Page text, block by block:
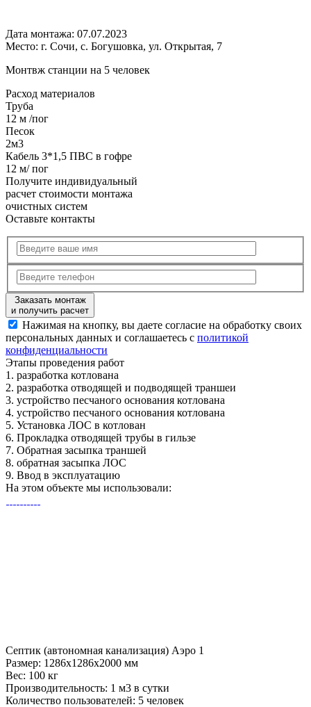
Дата монтажа: 07.07.2023
Место: г. Сочи, с. Богушовка, ул. Открытая, 7
Монтвж станции на 5 человек
Расход материалов
Труба
12 м /пог
Песок
2м3
Кабель 3*1,5 ПВС в гофре
12 м/ пог
Получите индивидуальный
расчет стоимости монтажа
очистных систем
Оставьте контакты
Заказать монтаж
и получить расчет
Нажимая на кнопку, вы даете согласие на обработку своих
персональных данных и соглашаетесь с политикой
конфиденциальности
Этапы проведения работ
1. разработка котлована
2. разработка отводящей и подводящей траншеи
3. устройство песчаного основания котлована
4. устройство песчаного основания котлована
5. Установка ЛОС в котлован
6. Прокладка отводящей трубы в гильзе
7. Обратная засыпка траншей
8. обратная засыпка ЛОС
9. Ввод в эксплуатацию
На этом объекте мы использовали:
Септик (автономная канализация) Аэро 1
Размер: 1286x1286x2000 мм
Вес: 100 кг
Производительность: 1 м3 в сутки
Количество пользователей: 5 человек